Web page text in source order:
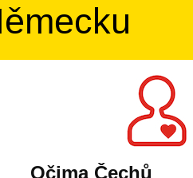
Očima Čechů